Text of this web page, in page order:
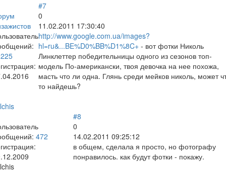
#7
0
11.02.2011 17:30:40
http://www.google.com.ua/images?
hl=ru&...BE%D0%BB%D1%8C+ - вот фотки Николь
Линклеттер победительницы одного из сезонов топ-
модель По-американски, твоя девочка на нее похожа,
масть что ли одна. Глянь среди мейков николь, может
то найдешь?
472
#8
0
14.02.2011 09:25:12
в общем, сделала я просто, но фотографу
понравилось. как будут фотки - покажу.